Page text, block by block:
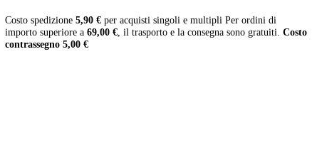
Costo spedizione 5,90 €per acquisti singoli e multipli Per ordini di
importo superiore a 69,00 €, il trasporto e la consegna sono gratuiti. Costo
contrassegno 5,00 €